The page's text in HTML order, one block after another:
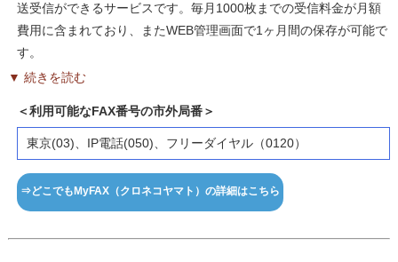
送受信ができるサービスです。毎月1000枚までの受信料金が月額
費用に含まれており、またWEB管理画面で1ヶ月間の保存が可能で
す。
▼ 続きを読む
＜利用可能なFAX番号の市外局番＞
東京(03)、IP電話(050)、フリーダイヤル（0120）
⇒どこでもMyFAX（クロネコヤマト）の詳細はこちら